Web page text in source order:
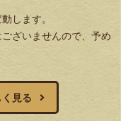
します。
ざいませんので、予め
見る